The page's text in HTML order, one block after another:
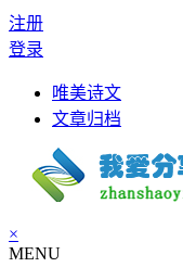
注册
登录
唯美诗文
文章归档
×
MENU